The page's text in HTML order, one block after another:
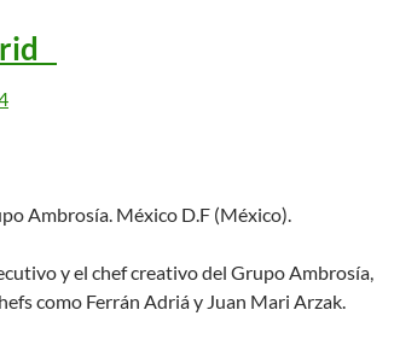
Ambrosía. México D.F (México).
y el chef creativo del Grupo Ambrosía,
como Ferrán Adriá y Juan Mari Arzak.